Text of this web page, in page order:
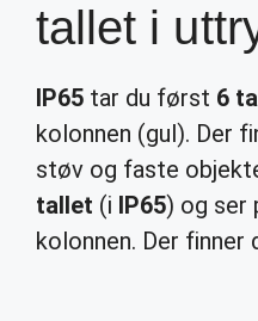
tallet i
IP65 tar du først 6
kolonnen (gul). Der
støv og faste
tallet (i IP65) og ser
kolonnen. Der